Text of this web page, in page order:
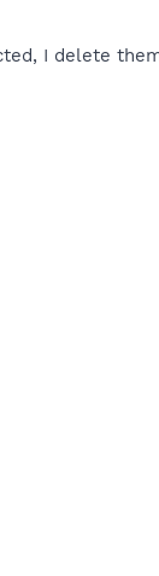
I delete